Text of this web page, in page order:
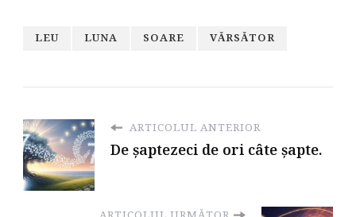
LEU LUNA SOARE VǍRSǍTOR
ARTICOLUL ANTERIOR
De șaptezeci de ori câte șapte.